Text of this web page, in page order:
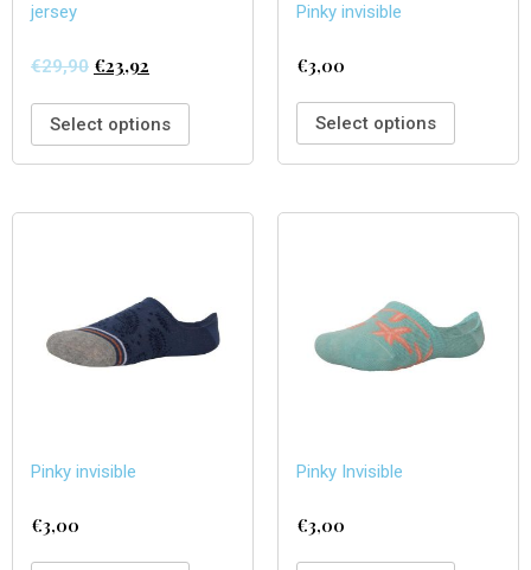
jersey
€29,90 €23,92
Select options
Pinky invisible
€3,00
Select options
Pinky invisible
€3,00
Pinky Invisible
€3,00